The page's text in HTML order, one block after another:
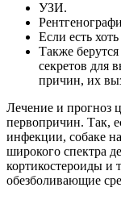
УЗИ.
Если есть
Также
секретов для
причин, их
Лечение и прогноз
первопричин. Так,
инфекции, собаке
широкого спектра
кортикостероиды и
обезболивающие